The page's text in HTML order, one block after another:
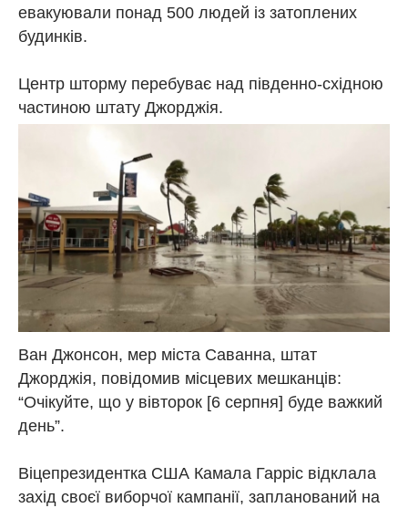
евакуювали понад 500 людей із затоплених
будинків.
Центр шторму перебуває над південно-східною
частиною штату Джорджія.
Ван Джонсон, мер міста Саванна, штат
Джорджія, повідомив місцевих мешканців:
“Очікуйте, що у вівторок [6 серпня] буде важкий
день”.
Віцепрезидентка США Камала Гарріс відклала
захід своєї виборчої кампанії, запланований на